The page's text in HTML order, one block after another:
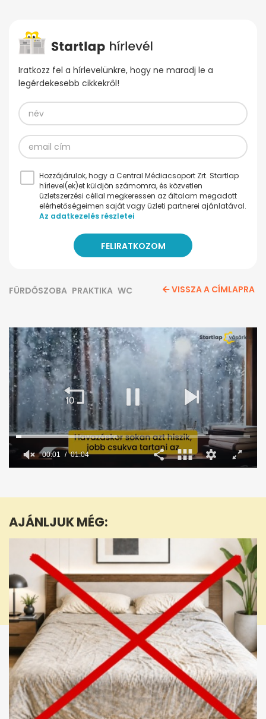
Iratkozz fel a hírlevelünkre, hogy ne maradj le a
legérdekesebb cikkekről!
Hozzájárulok, hogy a Central Médiacsoport Zrt. Startlap
hírlevel(ek)et küldjön számomra, és közvetlen
üzletszerzési céllal megkeressen az általam megadott
elérhetőségeimen saját vagy üzleti partnerei ajánlatával.
Az adatkezelés részletei
FÜRDŐSZOBA PRAKTIKA WC VISSZA A CÍMLAPRA
1
4
seconds
00:02 01:04
AJÁNLJUK MÉG: